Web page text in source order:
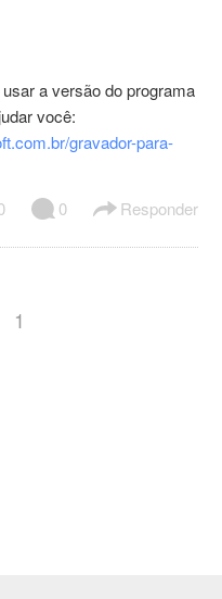
a versão do programa
você:
gravador-para-
0 Responder
1